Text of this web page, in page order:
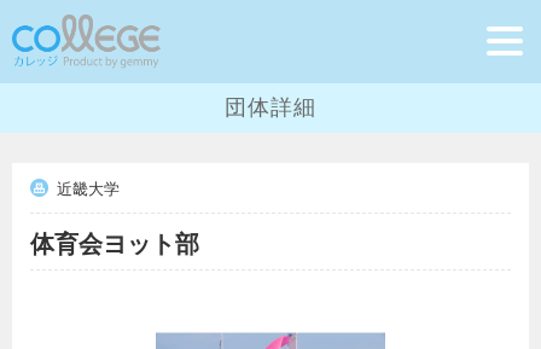
団体詳細
近畿大学
体育会ヨット部